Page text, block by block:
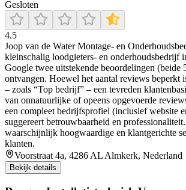
Gesloten
4.5
Joop van de Water Montage‑ en
kleinschalig loodgieters- en onderhoudsbedrijf
Google twee uitstekende beoordelingen (beide
ontvangen. Hoewel het aantal reviews beperkt
– zoals “Top bedrijf” – een tevreden
van onnatuurlijke of opeens opgevoerde
een compleet bedrijfsprofiel (inclusief website
suggereert betrouwbaarheid en
waarschijnlijk hoogwaardige en klantgerichte
klanten.
Voorstraat 4a, 4286 AL Almkerk, Nederland
Bekijk details